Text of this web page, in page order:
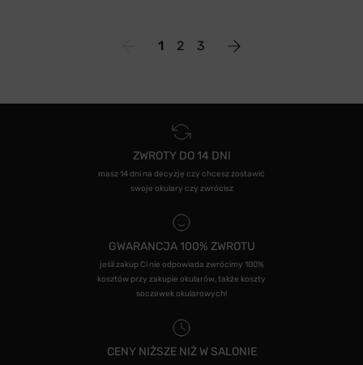
1 2 3
ZWROTY DO 14 DNI
masz 14 dni na decyzję czy chcesz zostawić
swoje okulary czy zwrócisz
GWARANCJA 100% ZWROTU
jeśli zakup Ci nie odpowiada zwrócimy 100%
kosztów przy zakupie okularów, także koszty
soczewek okularowych!
CENY NIŻSZE NIŻ W SALONIE